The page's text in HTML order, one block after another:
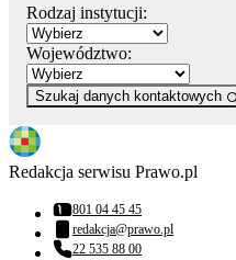
Rodzaj instytucji:
Województwo:
Szukaj danych kontaktowych
Redakcja serwisu Prawo.pl
Numer telefonu:
801 04 45 45
Adres email:
redakcja@prawo.pl
22 535 88 00